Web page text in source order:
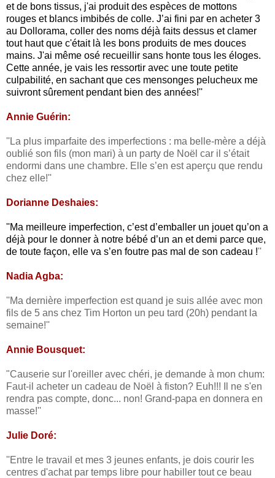
et de bons tissus, j'ai produit des espèces de mottons
rouges et blancs imbibés de colle. J’ai fini par en acheter 3
au Dollorama, coller des noms déjà faits dessus et clamer
tout haut que c'était là les bons produits de mes douces
mains. J'ai même osé recueillir sans honte tous les éloges.
Cette année, je vais les ressortir avec une toute petite
culpabilité, en sachant que ces mensonges pelucheux me
suivront sûrement pendant bien des années!''
Annie Guérin:
''La plus imparfaite des imperfections : ma belle-mère a déjà
oublié son fils (mon mari) à un party de Noël car il s’était
endormi dans une chambre. Elle s’en est aperçu que rendu
chez elle!''
Dorianne Deshaies:
''Ma meilleure imperfection, c’est d’emballer un jouet qu’on a
déjà pour le donner à notre bébé d’un an et demi parce que,
de toute façon, elle va s’en foutre pas mal de son cadeau !''
Nadia Agba:
''Ma dernière imperfection est quand je suis allée avec mon
fils de 5 ans chez Tim Horton un peu tard (20h) pendant la
semaine!''
Annie Bousquet:
"Causerie sur l'oreiller avec chéri, je demande à mon chum:
Faut-il acheter un cadeau de Noël à fiston? Euh!!! Il ne s'en
rendra pas compte, donc... non! Grand-papa en donnera en
masse!''
Julie Doré:
''Entre le travail et mes 3 jeunes enfants, je dois courir les
centres d'achat par temps libre pour habiller tout ce beau